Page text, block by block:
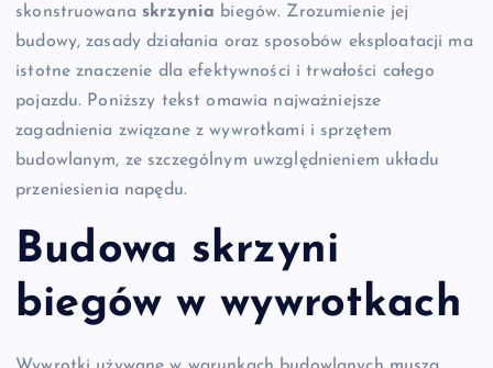
skonstruowana skrzynia biegów. Zrozumienie jej
budowy, zasady działania oraz sposobów eksploatacji ma
istotne znaczenie dla efektywności i trwałości całego
pojazdu. Poniższy tekst omawia najważniejsze
zagadnienia związane z wywrotkami i sprzętem
budowlanym, ze szczególnym uwzględnieniem układu
przeniesienia napędu.
Budowa skrzyni
biegów w wywrotkach